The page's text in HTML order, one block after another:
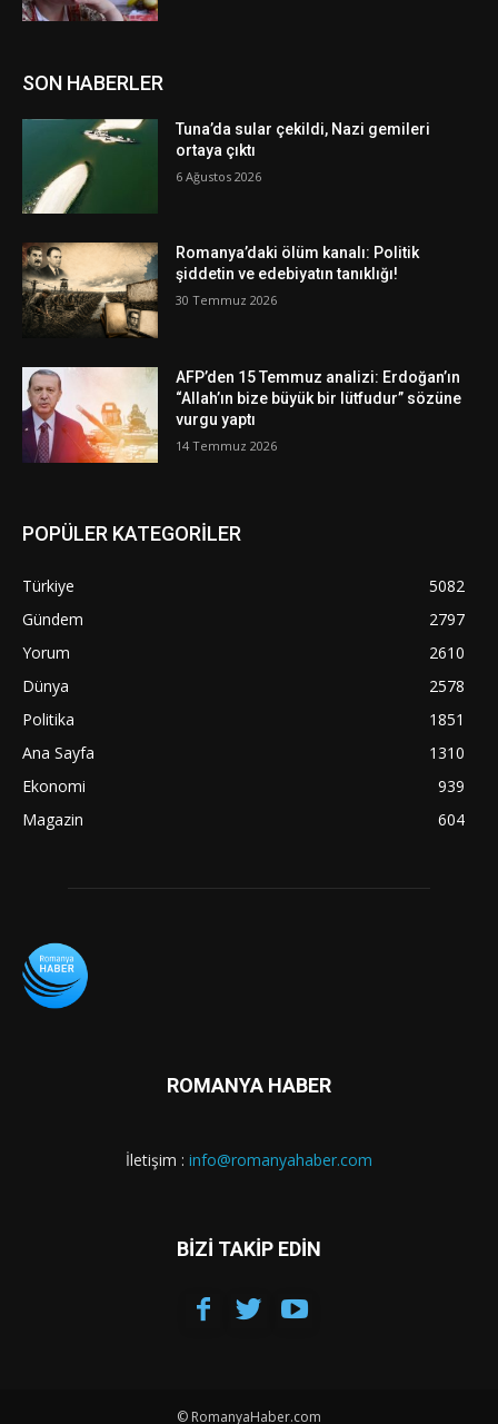
SON HABERLER
Tuna’da sular çekildi, Nazi gemileri
ortaya çıktı
6 Ağustos 2026
Romanya’daki ölüm kanalı: Politik
şiddetin ve edebiyatın tanıklığı!
30 Temmuz 2026
AFP’den 15 Temmuz analizi: Erdoğan’ın
“Allah’ın bize büyük bir lütfudur” sözüne
vurgu yaptı
14 Temmuz 2026
POPÜLER KATEGORİLER
Türkiye
5082
Gündem
2797
Yorum
2610
Dünya
2578
Politika
1851
Ana Sayfa
1310
Ekonomi
939
Magazin
604
ROMANYA HABER
İletişim : info@romanyahaber.com
BİZİ TAKİP EDİN
© RomanyaHaber.com